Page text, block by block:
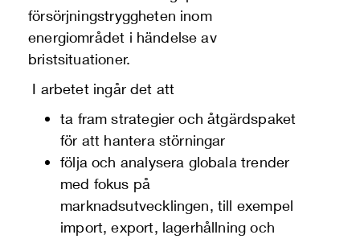
försörjningstryggheten inom
energiområdet i händelse av
bristsituationer.
I arbetet ingår det att
ta fram strategier och åtgärdspaket
för att hantera störningar
följa och analysera globala trender
med fokus på
marknadsutvecklingen, till exempel
import, export, lagerhållning och